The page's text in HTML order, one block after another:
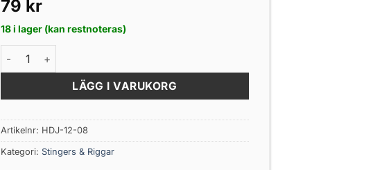
79 kr
18 i lager (kan restnoteras)
Mikado Jaws Double Evo XL Stinger Med Viktsystem mängd
LÄGG I VARUKORG
Artikelnr: HDJ-12-08
Kategori: Stingers & Riggar